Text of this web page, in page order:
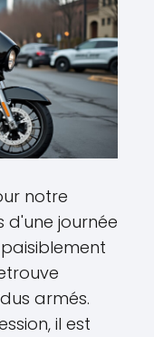
notre
d'une journée
armés.
il est